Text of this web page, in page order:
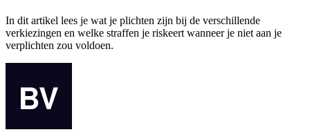
In dit artikel lees je wat je plichten zijn bij de verschillende
verkiezingen en welke straffen je riskeert wanneer je niet aan je
verplichten zou voldoen.